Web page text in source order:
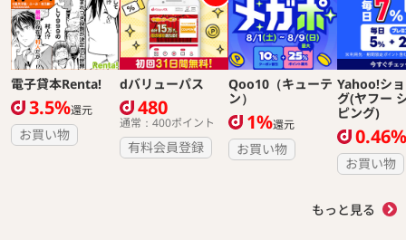
電子貸本Renta!
3.5%還元
お買い物
dバリューパス
480
通常：400ポイント
有料会員登録
Qoo10（キューテ
ン）
1%還元
お買い物
Yahoo!シ
グ(ヤフー
ピング)
0.46%
お買い物
もっと見る